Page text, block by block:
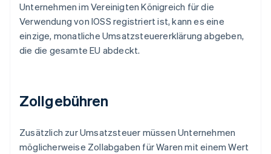
Unternehmen im Vereinigten Königreich für die
Verwendung von IOSS registriert ist, kann es eine
einzige, monatliche Umsatzsteuererklärung abgeben,
die die gesamte EU abdeckt.
Zollgebühren
Zusätzlich zur Umsatzsteuer müssen Unternehmen
möglicherweise Zollabgaben für Waren mit einem Wert